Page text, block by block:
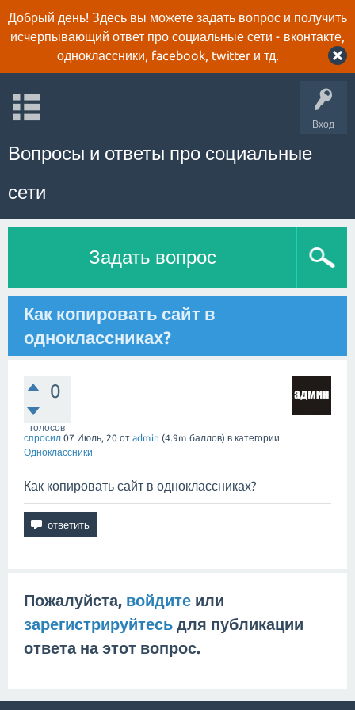
Добрый день! Здесь вы можете задать вопрос и получить
исчерпывающий ответ про социальные сети - вконтакте,
одноклассники, facebook, twitter и тд.
Вход
Вопросы и ответы про социальные
сети
Задать вопрос
Как копировать сайт в
одноклассниках?
0
голосов
спросил 07 Июль, 20 от admin (4.9m баллов) в категории
Одноклассники
Как копировать сайт в одноклассниках?
Пожалуйста, войдите или
зарегистрируйтесь для публикации
ответа на этот вопрос.